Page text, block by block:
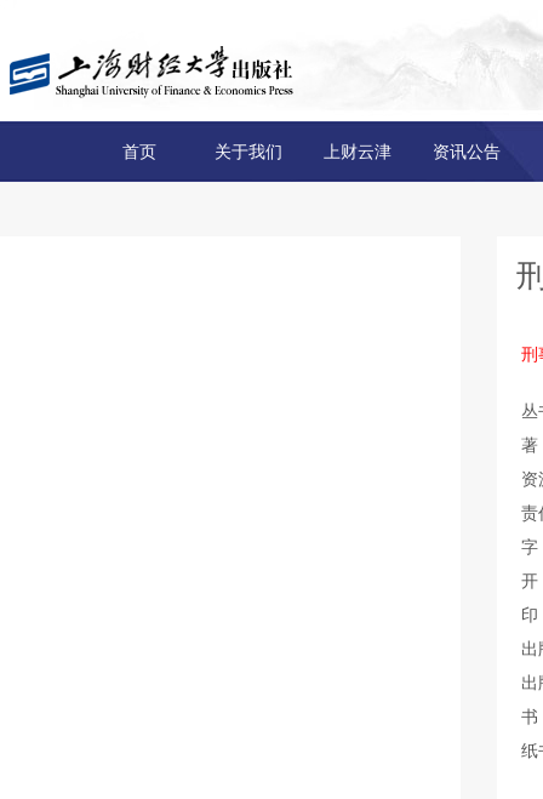
首页 关于我们 上财云津 资讯公告
刑
丛
著
资
责
出
出
纸